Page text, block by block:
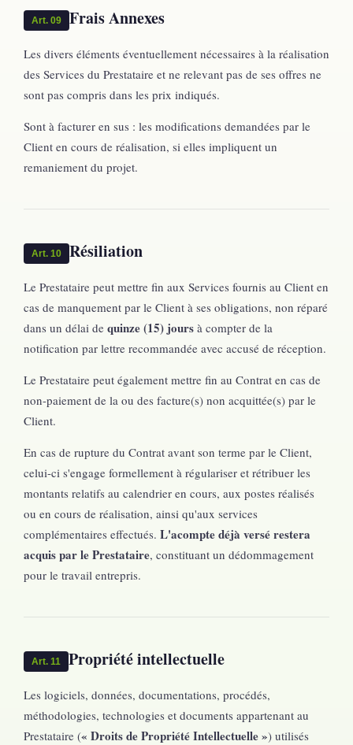
Art. 09 Frais Annexes
Les divers éléments éventuellement nécessaires à la réalisation
des Services du Prestataire et ne relevant pas de ses offres ne
sont pas compris dans les prix indiqués.
Sont à facturer en sus : les modifications demandées par le
Client en cours de réalisation, si elles impliquent un
remaniement du projet.
Art. 10 Résiliation
Le Prestataire peut mettre fin aux Services fournis au Client en
cas de manquement par le Client à ses obligations, non réparé
dans un délai de quinze (15) jours à compter de la
notification par lettre recommandée avec accusé de réception.
Le Prestataire peut également mettre fin au Contrat en cas de
non-paiement de la ou des facture(s) non acquittée(s) par le
Client.
En cas de rupture du Contrat avant son terme par le Client,
celui-ci s'engage formellement à régulariser et rétribuer les
montants relatifs au calendrier en cours, aux postes réalisés
ou en cours de réalisation, ainsi qu'aux services
complémentaires effectués. L'acompte déjà versé restera
acquis par le Prestataire, constituant un dédommagement
pour le travail entrepris.
Art. 11 Propriété intellectuelle
Les logiciels, données, documentations, procédés,
méthodologies, technologies et documents appartenant au
Prestataire (« Droits de Propriété Intellectuelle ») utilisés